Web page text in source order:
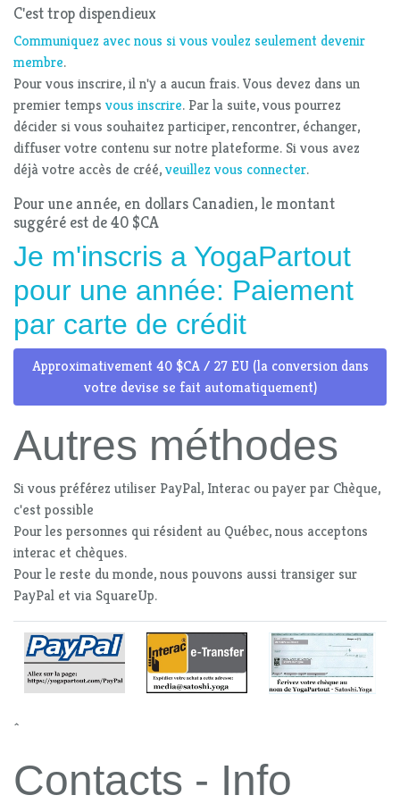
C'est trop dispendieux
Communiquez avec nous si vous voulez seulement devenir
membre.
Pour vous inscrire, il n'y a aucun frais. Vous devez dans un
premier temps vous inscrire. Par la suite, vous pourrez
décider si vous souhaitez participer, rencontrer, échanger,
diffuser votre contenu sur notre plateforme. Si vous avez
déjà votre accès de créé,veuillez vous connecter.
Pour une année, en dollars Canadien, le montant
suggéré est de 40 $CA
Je m'inscris a YogaPartout
pour une année: Paiement
par carte de crédit
Approximativement 40 $CA / 27 EU (la conversion dans
votre devise se fait automatiquement)
Autres méthodes
Si vous préférez utiliser PayPal, Interac ou payer par Chèque,
c'est possible
Pour les personnes qui résident au Québec, nous acceptons
interac et chèques.
Pour le reste du monde, nous pouvons aussi transiger sur
PayPal et via SquareUp.
^
Contacts - Info